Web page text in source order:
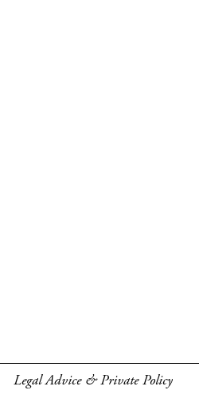
Legal Advice & Private Policy